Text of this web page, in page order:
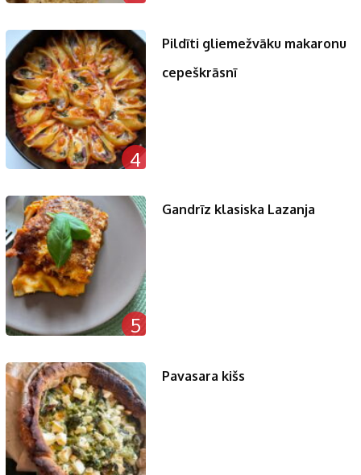
4
Pildīti gliemežvāku makaronu
cepeškrāsnī
5
Gandrīz klasiska Lazanja
Pavasara kišs